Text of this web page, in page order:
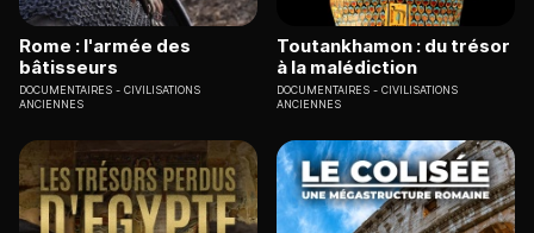
Rome : l'armée des
bâtisseurs
DOCUMENTAIRES
CIVILISATIONS
ANCIENNES
Toutankhamon : du trésor
à la malédiction
DOCUMENTAIRES
CIVILISATIONS
ANCIENNES